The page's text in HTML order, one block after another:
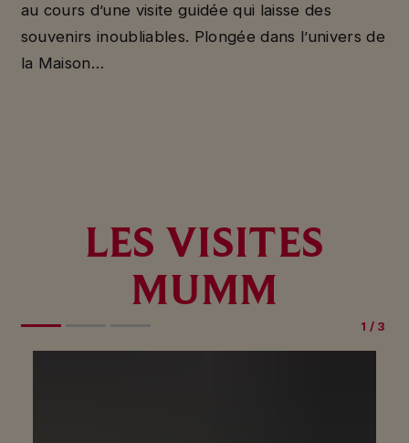
au cours d’une visite guidée qui laisse des
souvenirs inoubliables. Plongée dans l’univers de
la Maison…
LES VISITES
MUMM
1 / 3